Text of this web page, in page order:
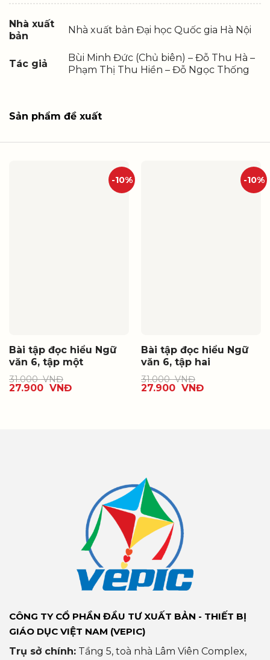
Nhà xuất
bản
Nhà xuất bản Đại học Quốc gia Hà Nội
Tác giả
Bùi Minh Đức (Chủ biên) – Đỗ Thu Hà –
Phạm Thị Thu Hiền – Đỗ Ngọc Thống
Sản phẩm đề xuất
-10%
Bài tập đọc hiểu Ngữ
văn 6, tập một
31.000VNĐ
27.900 VNĐ
-10%
Bài tập đọc hiểu Ngữ
văn 6, tập hai
31.000VNĐ
27.900 VNĐ
CÔNG TY CỔ PHẦN ĐẦU TƯ XUẤT BẢN - THIẾT BỊ
GIÁO DỤC VIỆT NAM (VEPIC)
Trụ sở chính: Tầng 5, toà nhà Lâm Viên Complex,